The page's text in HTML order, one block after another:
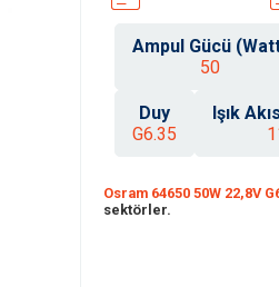
Ampul Gücü
50
Duy
G6.35
Işık
Osram 64650 50W 22,8V
sektörler.